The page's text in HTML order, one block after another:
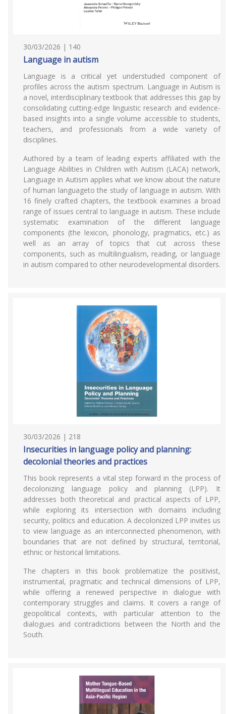
30/03/2026 | 140
Language in autism
Language is a critical yet understudied component of
profiles across the autism spectrum. Language in Autism is
a novel, interdisciplinary textbook that addresses this gap by
consolidating cutting-edge linguistic research and evidence-
based insights into a single volume accessible to students,
teachers, and professionals from a wide variety of
disciplines.
Authored by a team of leading experts affiliated with the
Language Abilities in Children with Autism (LACA) network,
Language in Autism applies what we know about the nature
of human languageto the study of language in autism. With
16 finely crafted chapters, the textbook examines a broad
range of issues central to language in autism. These include
systematic examination of the different language
components (the lexicon, phonology, pragmatics, etc.) as
well as an array of topics that cut across these
components, such as multilingualism, reading, or language
in autism compared to other neurodevelopmental disorders.
30/03/2026 | 218
Insecurities in language policy and planning:
decolonial theories and practices
This book represents a vital step forward in the process of
decolonizing language policy and planning (LPP). It
addresses both theoretical and practical aspects of LPP,
while exploring its intersection with domains including
security, politics and education. A decolonized LPP invites us
to view language as an interconnected phenomenon, with
boundaries that are not defined by structural, territorial,
ethnic or historical limitations.
The chapters in this book problematize the positivist,
instrumental, pragmatic and technical dimensions of LPP,
while offering a renewed perspective in dialogue with
contemporary struggles and claims. It covers a range of
geopolitical contexts, with particular attention to the
dialogues and contradictions between the North and the
South.